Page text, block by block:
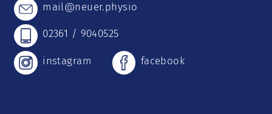
mail@neuer.physio
02361 / 9040525
instagram facebook